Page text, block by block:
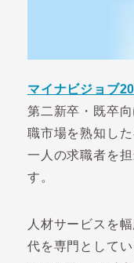
マイナビジョブ
第二新卒・既卒
職市場を熟知し
一人の求職者を
す。
人材サービスを
代を専門としてい